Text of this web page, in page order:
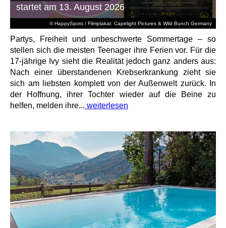
© HappySpots / Filmplakat: Capelight Pictures & Wild Bunch Germany
startet am 13. August 2026
Partys, Freiheit und unbeschwerte Sommertage – so
stellen sich die meisten Teenager ihre Ferien vor. Für die
17-jährige Ivy sieht die Realität jedoch ganz anders aus:
Nach einer überstandenen Krebserkrankung zieht sie
sich am liebsten komplett von der Außenwelt zurück. In
der Hoffnung, ihrer Tochter wieder auf die Beine zu
helfen, melden ihre... weiterlesen